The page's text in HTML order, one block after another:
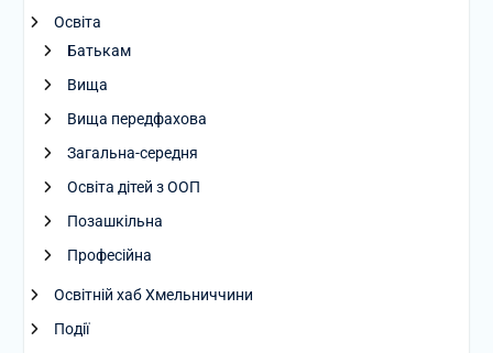
Освіта
Батькам
Вища
Вища передфахова
Загальна-середня
Освіта дітей з ООП
Позашкільна
Професійна
Освітній хаб Хмельниччини
Події